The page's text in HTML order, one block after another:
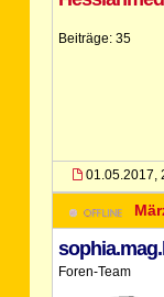
Beiträge: 35
01.05.2017,
Foren-Team